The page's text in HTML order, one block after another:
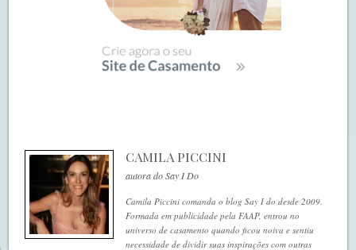
CAMILA PICCINI
autora do Say I Do
Camila Piccini comanda o blog Say I do desde 2009.
Formada em publicidade pela FAAP, entrou no
universo de casamento quando ficou noiva e sentiu
necessidade de dividir suas inspirações com outras